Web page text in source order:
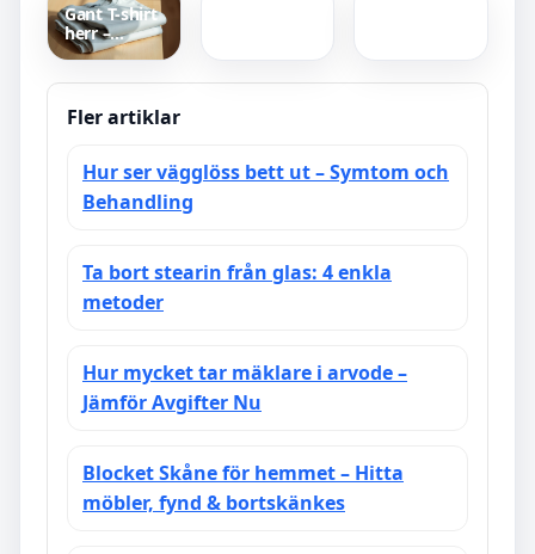
Gant T-shirt
herr –
äkthet,
pris | Guide
2025
Fler artiklar
Hur ser vägglöss bett ut – Symtom och
Behandling
Ta bort stearin från glas: 4 enkla
metoder
Hur mycket tar mäklare i arvode –
Jämför Avgifter Nu
Blocket Skåne för hemmet – Hitta
möbler, fynd & bortskänkes